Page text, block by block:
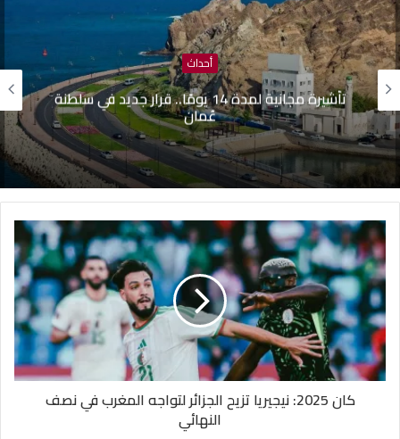
وطنية
ظافر الصغيري: “هناك أزمة تواصل بين البرلمان
والحكومة
كان 2025: نيجيريا تزيح الجزائر لتواجه المغرب في نصف
النهائي